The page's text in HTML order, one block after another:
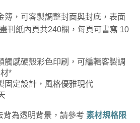
簿，可客製調整封面與封底，表面
刊紙內頁共240欄，每頁可書寫 10
觸感硬殼彩色印刷，可編輯客製調
*
固定設計，風格優雅現代
背為透明背景，請參考 素材規格限